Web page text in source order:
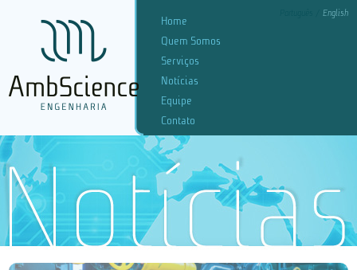
English
Home
Quem Somos
Serviços
Notícias
Equipe
Contato